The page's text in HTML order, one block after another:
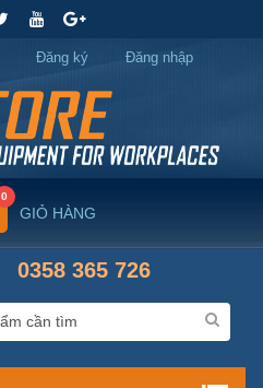
Đăng ký Đăng nhập
GIỎ HÀNG
0
0358 365 726